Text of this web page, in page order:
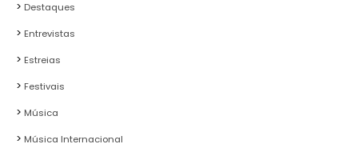
Destaques
Entrevistas
Estreias
Festivais
Música
Música Internacional